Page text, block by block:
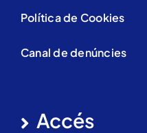
Política de Cookies
Canal de denúncies
Accés